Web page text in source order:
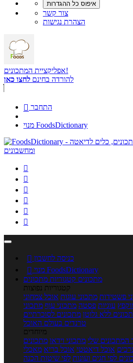
צור קשר
הצהרת נגישות
אפליקציית המתכונים!
להורדה בחינם לחצו כאן
 התחבר
מנוי FoodsDictionary






 כניסה לחשבון

מנוי FoodsDictionary
מתכונים קטגוריות מתכונים
קטגוריות נפוצות
פשטידות מתכוני עוגות אוכל צמחוני
עוגיות פסטה מתכוני עוף מתכוני
ללא גלוטן מתכונים לסוכרתיים
טרנדים בעולם האוכל
מיוחדים
המתכונים שלי מתכוני וידאו מתכונים
אוכל דיאטטי אוכל בריא מאכלי
לפי חגים ועונות לפי שיטות הכנה